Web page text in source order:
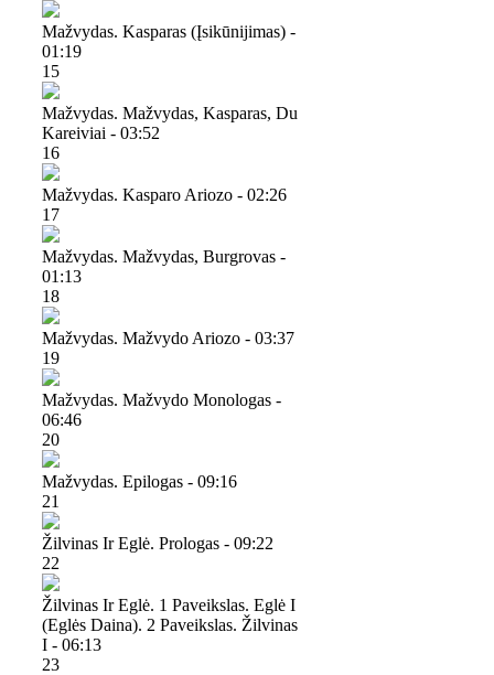
Mažvydas. Kasparas (įsikūnijimas) -
01:19
15
Mažvydas. Mažvydas, Kasparas, Du
Kareiviai - 03:52
16
Mažvydas. Kasparo Ariozo - 02:26
17
Mažvydas. Mažvydas, Burgrovas -
01:13
18
Mažvydas. Mažvydo Ariozo - 03:37
19
Mažvydas. Mažvydo Monologas -
06:46
20
Mažvydas. Epilogas - 09:16
21
Žilvinas Ir Eglė. Prologas - 09:22
22
Žilvinas Ir Eglė. 1 Paveikslas. Eglė I
(eglės Daina). 2 Paveikslas. Žilvinas
I - 06:13
23